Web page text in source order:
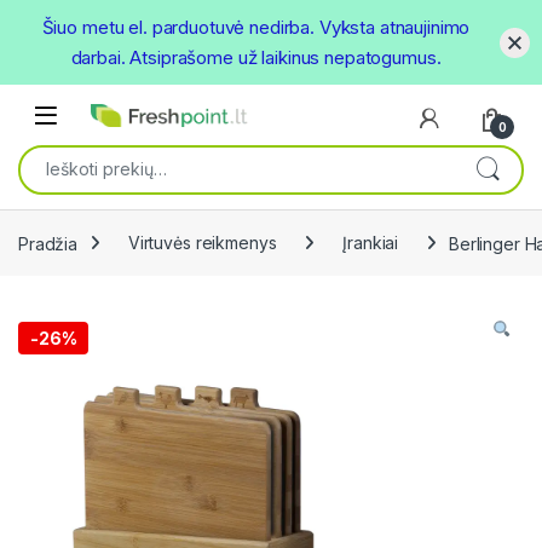
Open
0
Ieškoti:
Pradžia Virtuvės reikmenys Įrankiai Berlinger
-26%
Šiuo metu el. parduotuvė nedirba. Vyksta atnaujinimo
darbai. Atsiprašome už laikinus nepatogumus.